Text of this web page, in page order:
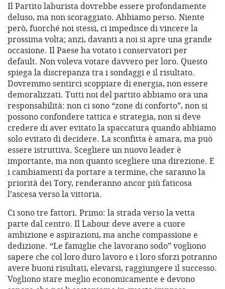
Il Partito laburista dovrebbe essere profondamente
deluso, ma non scoraggiato. Abbiamo perso. Niente
però, fuorché noi stessi, ci impedisce di vincere la
prossima volta; anzi, davanti a noi si apre una grande
occasione. Il Paese ha votato i conservatori per
default. Non voleva votare davvero per loro. Questo
spiega la discrepanza tra i sondaggi e il risultato.
Dovremmo sentirci scoppiare di energia, non essere
demoralizzati. Tutti noi del partito abbiamo ora una
responsabilità: non ci sono “zone di conforto”, non si
possono confondere tattica e strategia, non si deve
credere di aver evitato la spaccatura quando abbiamo
solo evitato di decidere. La sconfitta è amara, ma può
essere istruttiva. Scegliere un nuovo leader è
importante, ma non quanto scegliere una direzione. E
i cambiamenti da portare a termine, che saranno la
priorità dei Tory, renderanno ancor più faticosa
l’ascesa verso la vittoria.
Ci sono tre fattori. Primo: la strada verso la vetta
parte dal centro. Il Labour deve avere a cuore
ambizione e aspirazioni, ma anche compassione e
dedizione. “Le famiglie che lavorano sodo” vogliono
sapere che col loro duro lavoro e i loro sforzi potranno
avere buoni risultati, elevarsi, raggiungere il successo.
Vogliono stare meglio economicamente e devono